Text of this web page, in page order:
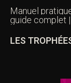
Manuel
guide complet
LES